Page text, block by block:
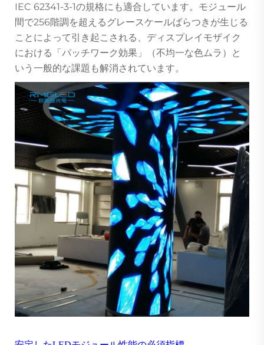
IEC 62341-3-1の規格にも適合しています。モジュール
間で256階調を超えるグレースケールばらつきが生じる
ことによって引き起こされる、ディスプレイモザイク
における「パッチワーク効果」（不均一な色ムラ）と
いう一般的な課題も解消されています。